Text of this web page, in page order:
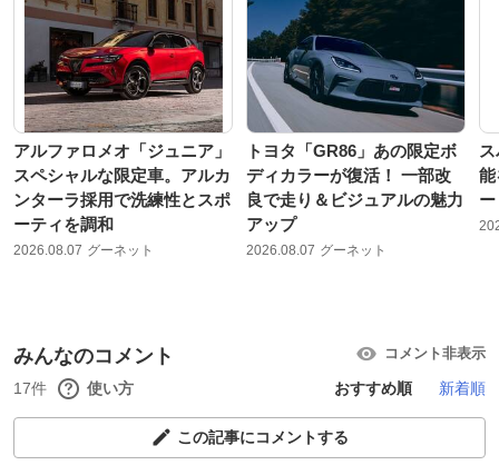
アルファロメオ「ジュニア」
スペシャルな限定車。アルカ
ンターラ採用で洗練性とスポ
ーティを調和
2026.08.07 グーネット
トヨタ「GR86」あの限定ボ
ディカラーが復活！ 一部改
良で走り＆ビジュアルの魅力
アップ
2026.08.07 グーネット
能
みんなのコメント コメント非表示
17件 使い方 おすすめ順 新着順
この記事にコメントする